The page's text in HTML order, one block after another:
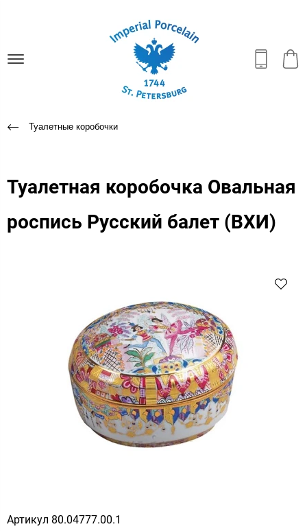
Туалетные коробочки
Туалетная коробочка Овальная
роспись Русский балет (ВХИ)
Артикул 80.04777.00.1